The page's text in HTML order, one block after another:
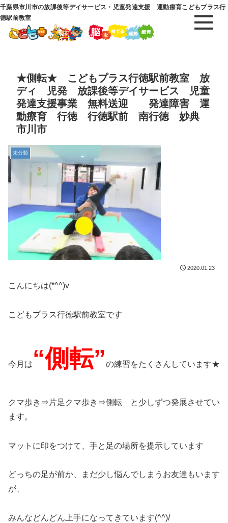
千葉県市川市の放課後等デイサービス・児童発達支援 運動療育こどもプラス行
徳駅前教室
★側転★ こどもプラス行徳駅前教室 放
ディ 児発 放課後等デイサービス 児童
発達支援事業 無料送迎 発達障害 運
動療育 行徳 行徳駅前 南行徳 妙典
市川市
未分類
2020.01.23
こんにちは(*^^)v
こどもプラス行徳駅前教室です
今月は “側転”の練習をたくさんしています★
クマ歩き⇒片足クマ歩き⇒側転 と少しずつ発展させてい
ます。
マットに印をつけて、手と足の場所を提示しています
どっちの足が前か、まだ少し悩んでしまうお友達もいます
が、
みんなどんどん上手になってきています(^^)/